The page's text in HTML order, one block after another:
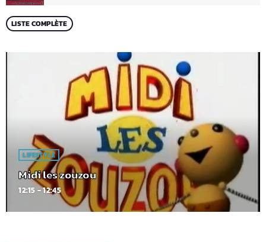
LISTE COMPLÈTE
LIFESTYLE
Midi les zouzou
12:15 - 12:45